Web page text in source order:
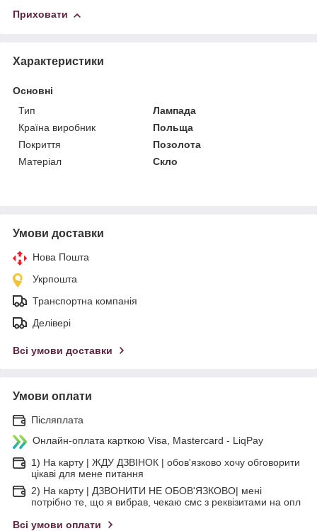
Приховати
Характеристики
Основні
Тип
Лампада
Країна виробник
Польща
Покриття
Позолота
Матеріал
Скло
Умови доставки
Нова Пошта
Укрпошта
Транспортна компанія
Делівері
Всі умови доставки
Умови оплати
Післяплата
Онлайн-оплата карткою Visa, Mastercard - LiqPay
1) На карту | ЖДУ ДЗВІНОК | обов'язково хочу обговорити
цікаві для мене питання
2) На карту | ДЗВОНИТИ НЕ ОБОВ'ЯЗКОВО| мені
потрібно те, що я вибрав, чекаю смс з реквізитами на опл
Всі умови оплати